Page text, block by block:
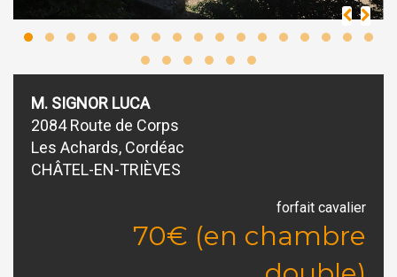
M. SIGNOR LUCA
2084 Route de Corps
Les Achards, Cordéac
CHÂTEL-EN-TRIÈVES
forfait cavalier
70€ (en chambre